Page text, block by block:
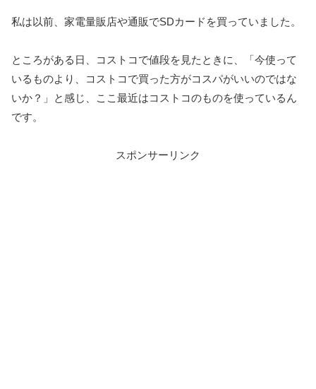
私は以前、家電量販店や通販でSDカードを買っていました。
ところがある日、コストコで値段を見たときに、「今使って
いるものより、コストコで買った方がコスパがいいのではな
いか？」と感じ、ここ最近はコストコのものを使っているん
です。
スポンサーリンク